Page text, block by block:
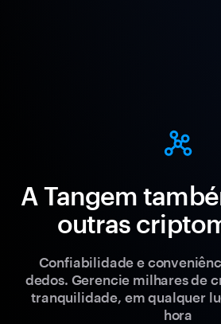
A Tangem
outras
Confiabilidade e
dedos. Gerencie milhares de
tranquilidade, em qualquer
hora